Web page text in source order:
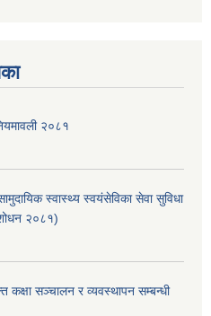
२०८१
स्वास्थ्य स्वयंसेविका सेवा सुविधा
२०८१)
कक्षा सञ्चालन र व्यवस्थापन सम्बन्धी